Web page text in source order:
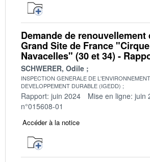
Demande de renouvellement
Grand Site de France
Navacelles" (30 et 34) -
SCHWERER, Odile
INSPECTION GENERALE DE
DEVELOPPEMENT DURABLE (IGEDD)
Rapport: juin 2024 Mise en ligne: juin
n°015608-01
Accéder à la notice